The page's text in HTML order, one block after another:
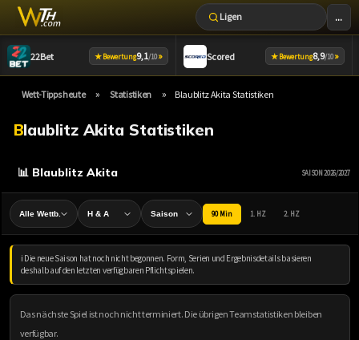
Zum
Inhalt
springen
Ligen ...
22Bet ★Bewertung9,1/10» Scored ★Bewertung8,9/10»
Wett-Tipps heute » Statistiken » Blaublitz Akita Statistiken
Blaublitz Akita Statistiken
📊 Blaublitz Akita SAISON 2026/2027
90 Min 1. HZ 2. HZ
ℹ️ Die neue Saison hat noch nicht begonnen. Form, Serien und Ergebnisdetails basieren
deshalb auf den letzten verfügbaren Pflichtspielen.
Das nächste Spiel ist noch nicht terminiert. Die übrigen Teamstatistiken bleiben
verfügbar.